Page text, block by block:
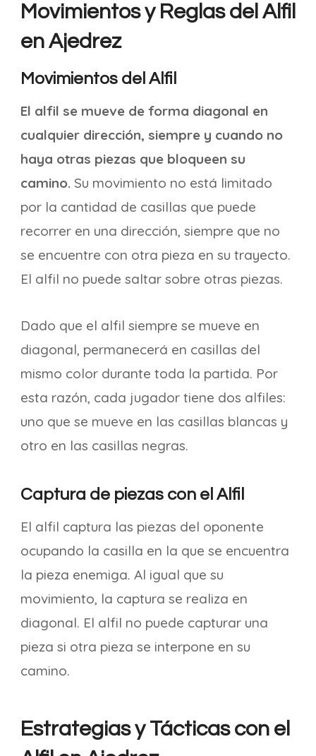
Movimientos y Reglas del Alfil
en Ajedrez
Movimientos del Alfil
El alfil se mueve de forma diagonal en
cualquier dirección, siempre y cuando no
haya otras piezas que bloqueen su
camino. Su movimiento no está limitado
por la cantidad de casillas que puede
recorrer en una dirección, siempre que no
se encuentre con otra pieza en su trayecto.
El alfil no puede saltar sobre otras piezas.
Dado que el alfil siempre se mueve en
diagonal, permanecerá en casillas del
mismo color durante toda la partida. Por
esta razón, cada jugador tiene dos alfiles:
uno que se mueve en las casillas blancas y
otro en las casillas negras.
Captura de piezas con el Alfil
El alfil captura las piezas del oponente
ocupando la casilla en la que se encuentra
la pieza enemiga. Al igual que su
movimiento, la captura se realiza en
diagonal. El alfil no puede capturar una
pieza si otra pieza se interpone en su
camino.
Estrategias y Tácticas con el